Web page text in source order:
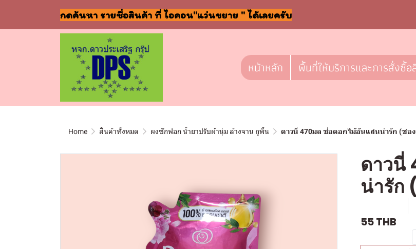
กดค้นหา รายชื่อสินค้า ที่ ไอคอน"แว่นขยาย " ได้เลยครับ
หน้าหลัก พื้นที่ให้บริการและการสั่งซื้อ
Home สินค้าทั้งหมด ผงซักฟอก น้ำยาปรับผ้านุ่ม ล้างจาน ถูพื้น ดาวนี่ 470มล ช่อดอกไม้อันแสนน่ารัก (ซอ
ดาวนี่
น่ารัก
55 THB